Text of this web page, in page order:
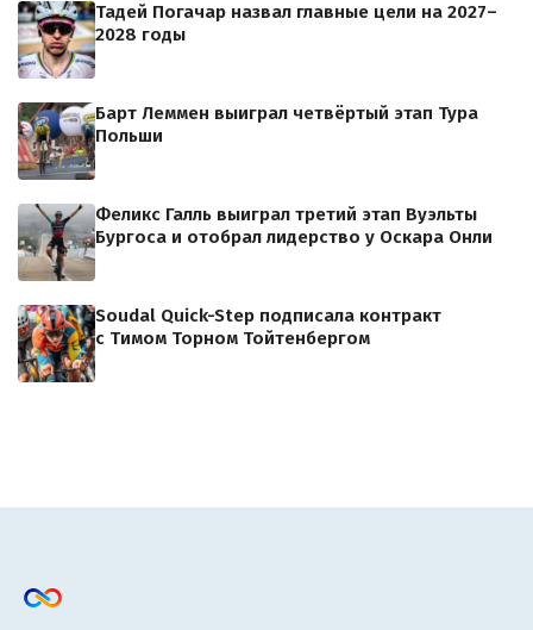
Тадей Погачар назвал главные цели на 2027–
2028 годы
Барт Леммен выиграл четвёртый этап Тура
Польши
Феликс Галль выиграл третий этап Вуэльты
Бургоса и отобрал лидерство у Оскара Онли
Soudal Quick-Step подписала контракт
с Тимом Торном Тойтенбергом